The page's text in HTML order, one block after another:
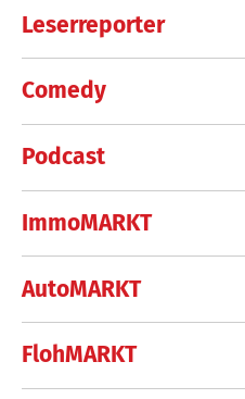
Leserreporter
Comedy
Podcast
ImmoMARKT
AutoMARKT
FlohMARKT